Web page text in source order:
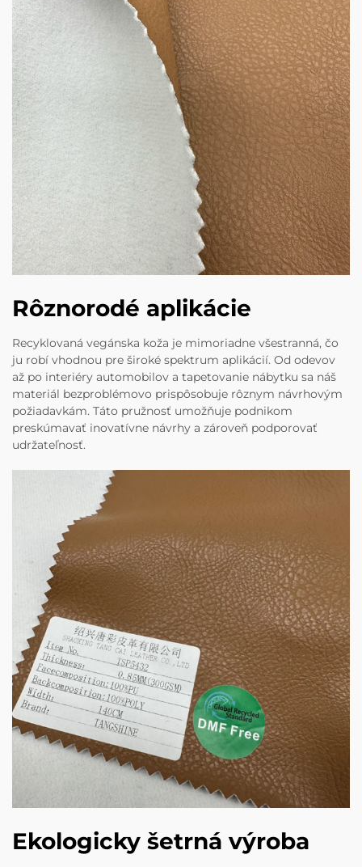
Rôznorodé aplikácie
Recyklovaná vegánska koža je mimoriadne všestranná, čo
ju robí vhodnou pre široké spektrum aplikácií. Od odevov
až po interiéry automobilov a tapetovanie nábytku sa náš
materiál bezproblémovo prispôsobuje rôznym návrhovým
požiadavkám. Táto pružnosť umožňuje podnikom
preskúmavať inovatívne návrhy a zároveň podporovať
udržateľnosť.
Ekologicky šetrná výroba